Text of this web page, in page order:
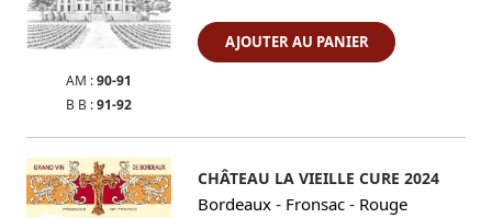
AM :90-91
B B :91-92
AJOUTER AU PANIER
CHÂTEAU LA VIEILLE CURE 2024
Bordeaux - Fronsac - Rouge